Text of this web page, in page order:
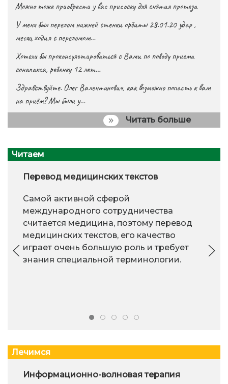
Можно тоже приобрести у вас присоску для снятия протеза
У меня был перелом нижней стенки орбиты 28.01.20 удар ,
месяц ходил с переломом…
Хотели бы проконсультироваться с Вами по поводу приема
сонапакса, ребенку 12 лет…
Здравствуйте. Олег Валентинович, как возможно попасть к вам
на приём? Мы были у…
Читать больше
Читаем
Перевод медицинских текстов
Самой активной сферой
международного сотрудничества
считается медицина, поэтому перевод
медицинских текстов, его качество
играет очень большую роль и требует
знания специальной терминологии.
Лечимся
Информационно-волновая терапия